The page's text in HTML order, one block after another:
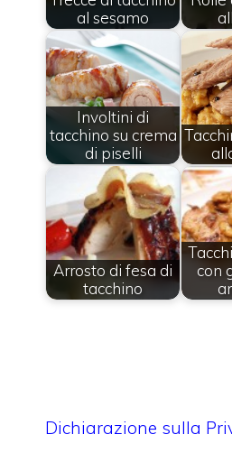
al sesamo
Involtini di
tacchino su crema
di piselli
Arrosto di fesa di
tacchino
con
Dichiarazione sulla